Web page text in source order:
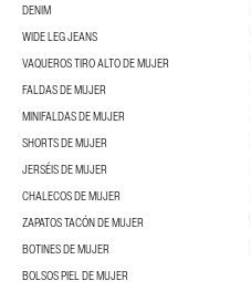
DENIM
WIDE LEG JEANS
VAQUEROS TIRO ALTO DE MUJER
FALDAS DE MUJER
MINIFALDAS DE MUJER
SHORTS DE MUJER
JERSÉIS DE MUJER
CHALECOS DE MUJER
ZAPATOS TACÓN DE MUJER
BOTINES DE MUJER
BOLSOS PIEL DE MUJER